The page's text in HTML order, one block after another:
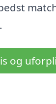
og